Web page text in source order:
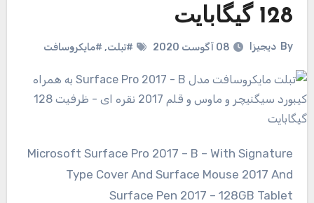
128 گیگابایت
By دیجیزا 08 آگوست 2020 #تبلت, #مایکروسافت
Microsoft Surface Pro 2017 – B – With Signature
Type Cover And Surface Mouse 2017 And
Surface Pen 2017 – 128GB Tablet